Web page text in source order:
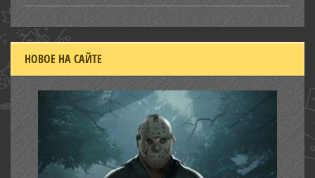
НОВОЕ НА САЙТЕ